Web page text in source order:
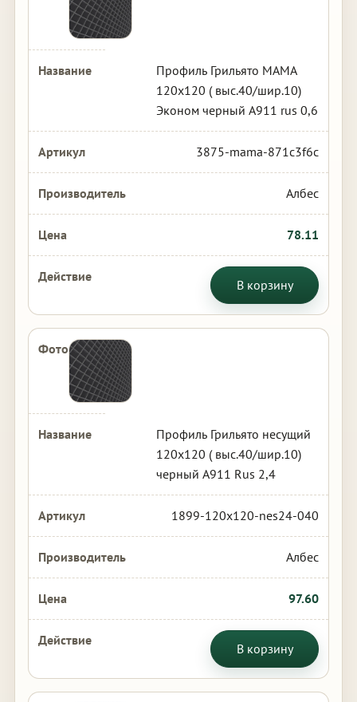
Профиль Грильято МАМА
120х120 ( выс.40/шир.10)
Эконом черный А911 rus 0,6
3875-mama-871c3f6c
Албес
78.11
В корзину
Профиль Грильято несущий
120х120 ( выс.40/шир.10)
черный А911 Rus 2,4
1899-120x120-nes24-040
Албес
97.60
В корзину